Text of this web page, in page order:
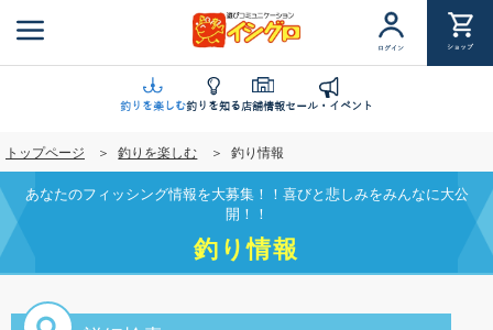
ン
に
移
動
ログイン ショップ
釣りを楽しむ釣りを知る店舗情報セール・イベント
トップページ 釣りを楽しむ 釣り情報
あなたのフィッシング情報を大募集！！喜びと悲しみをみんなに大公
開！！
釣り情報